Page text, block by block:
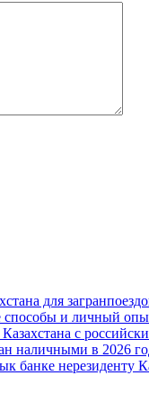
для
способы и личный
с
наличными в 2026
банке нерезиденту